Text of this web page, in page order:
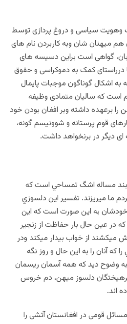
وهویت سیاسی و دروغ پردازی توسط
میهنان شان وبه کاربردن نام های
گواهی است براین دسیسه های
درراستای کمک به دموکراسی و حقوق
به اشکال گوناگون موجبات پایمال
که سالیان متمادی وظیفه
را برعهده داشته وبر افغان بودن خود
قوم پرستانه و شوونیسم گونه،
دیگر در برنخواهد داشت.
بند مساله اشگ تمساحي است که
ما میریزند. تفسير اين دلسوزي
خودشان به اين صورت است که اين
که در عين حال بار حفاظت از زنجير
ميکشند از خواب بيدار ميکند ودر
که آنان را به اين حال و روز نگه
به وضوح ديد که همه آسمان ريسمان
دلسوز ميهن، دم خروس
اند.
قومی در افغانستان آتشی را